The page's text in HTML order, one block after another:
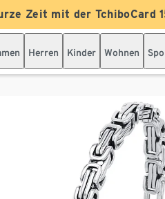
Zeit mit der TchiboCard
Herren Kinder Wohnen